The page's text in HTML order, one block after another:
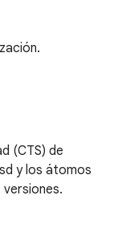
(CTS) de
y los átomos